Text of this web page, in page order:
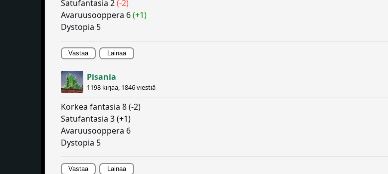
Satufantasia 2(-2)
Avaruusooppera 6(+1)
Dystopia 5
Vastaa Lainaa
Pisania
1198 kirjaa, 1846 viestiä
Korkea fantasia 8 (-2)
Satufantasia 3 (+1)
Avaruusooppera 6
Dystopia 5
Vastaa Lainaa